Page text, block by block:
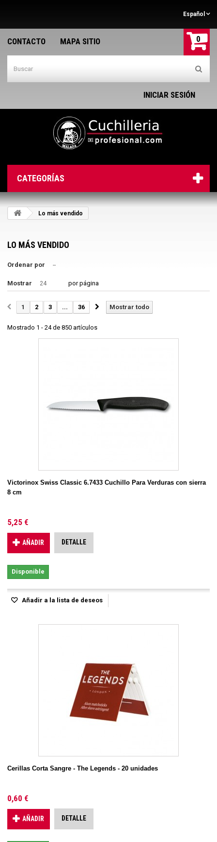
Español
CONTACTO MAPA SITIO 0
INICIAR SESIÓN
CATEGORÍAS
Lo más vendido
LO MÁS VENDIDO
Ordenar por --
Mostrar 24 por página
Mostrar todo
1 2 3 ... 36
Mostrado 1 - 24 de 850 artículos
Victorinox Swiss Classic 6.7433 Cuchillo Para Verduras con sierra
8 cm
5,25 €
AÑADIR DETALLE
Disponible
Añadir a la lista de deseos
Cerillas Corta Sangre - The Legends - 20 unidades
0,60 €
AÑADIR DETALLE